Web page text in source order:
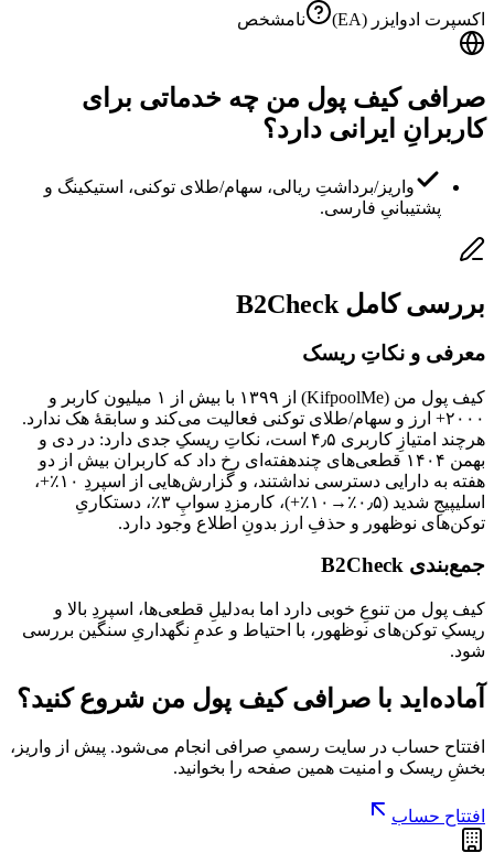
اکسپرت ادوایزر (EA) نامشخص
صرافی کیف پول من چه خدماتی برای
کاربرانِ ایرانی دارد؟
واریز/برداشتِ ریالی، سهام/طلای توکنی، استیکینگ و
پشتیبانیِ فارسی.
بررسی کامل B2Check
معرفی و نکاتِ ریسک
کیف پول من (KifpoolMe) از ۱۳۹۹ با بیش از ۱ میلیون کاربر و
۲۰۰۰+ ارز و سهام/طلای توکنی فعالیت می‌کند و سابقهٔ هک ندارد.
هرچند امتیازِ کاربری ۴٫۵ است، نکاتِ ریسکِ جدی دارد: در دی و
بهمن ۱۴۰۴ قطعی‌های چندهفته‌ای رخ داد که کاربران بیش از دو
هفته به دارایی دسترسی نداشتند، و گزارش‌هایی از اسپردِ ۱۰٪+،
اسلیپیجِ شدید (۰٫۵٪→۱۰٪+)، کارمزدِ سواپِ ۳٪، دستکاریِ
توکن‌های نوظهور و حذفِ ارز بدونِ اطلاع وجود دارد.
جمع‌بندی B2Check
کیف پول من تنوعِ خوبی دارد اما به‌دلیلِ قطعی‌ها، اسپردِ بالا و
ریسکِ توکن‌های نوظهور، با احتیاط و عدمِ نگهداریِ سنگین بررسی
شود.
آماده‌اید با صرافی کیف پول من شروع کنید؟
افتتاح حساب در سایت رسمیِ صرافی انجام می‌شود. پیش از واریز،
بخشِ ریسک و امنیت همین صفحه را بخوانید.
افتتاح حساب